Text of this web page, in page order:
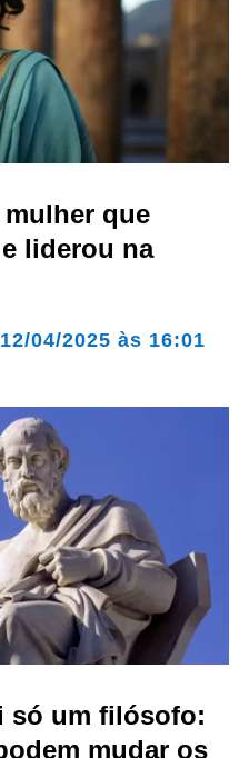
mulher que
liderou na
12/04/2025 às 16:01
só um filósofo:
mudar os